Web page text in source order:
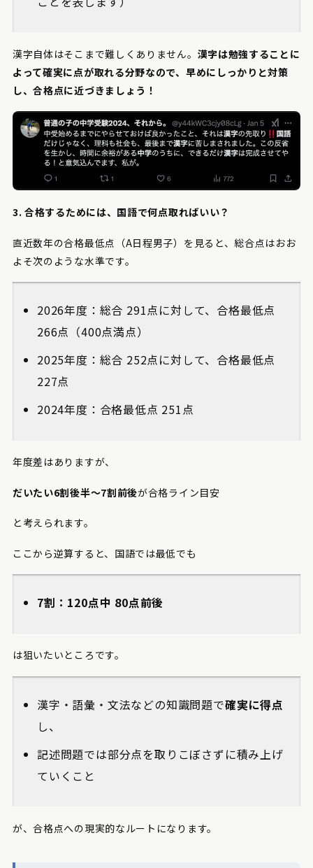
漢字自体はそこまで難しくありません。 漢字は勉強することに
よって確実に点が取れる分野なので、早めにしっかりと対策
し、合格点に近づきましょう！
3. 合格するためには、国語で何点取ればいい？
直近数年の合格最低点（A日程男子）を見ると、総合点はおお
よそ次のような水準です。
2026年度：総合 291点に対して、合格最低点
266点（400点満点）
2025年度：総合 252点に対して、合格最低点
227点
2024年度：合格最低点 251点
年度差はありますが、
だいたい6割後半〜7割前後が合格ライン目安
と考えられます。
ここから逆算すると、国語では最低でも
7割：120点中 80点前後
は狙いたいところです。
漢字・語彙・文法などの知識問題で確実に得点
し、
記述問題では部分点を取りこぼさずに積み上げ
ていくこと
が、合格点への現実的なルートになります。